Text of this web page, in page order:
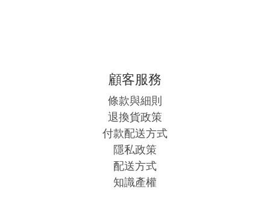
顧客服務
條款與細則
退換貨政策
付款配送方式
隱私政策
配送方式
知識產權